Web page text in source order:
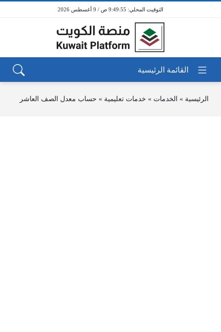
9:49:55 ص / 9 أغسطس 2026
الرئيسية » الخدمات » خدمات تعليمية » حساب معدل الصف العاشر